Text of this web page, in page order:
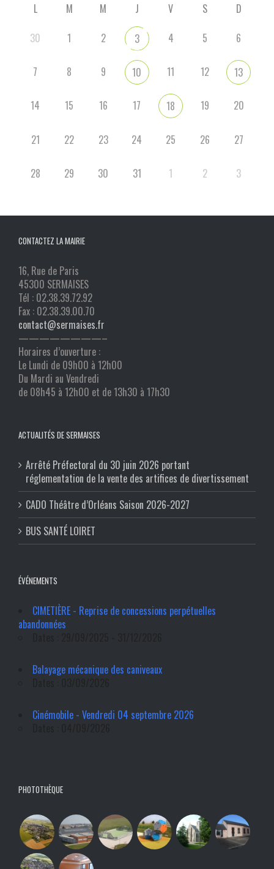
L M M J V S
D
30
1 2 3 4 5 6
7 8 9 10 11 12 13
14 15 16 17 18 19 20
21 22 23 24 25 26 27
28 29 30 31 1 2 3
CONTACTEZ LA MAIRIE
16, Rue de Paris
45300 SERMAISES
Tél : 02.38.39.72.92
Fax : 02.38.39.00.70
contact@sermaises.fr
————————–
Horaires d’ouverture :
Le Lundi de 09h00 à 12h00
Du Mardi au Vendredi
de 08h45 à 12h00 et de 13h30 à 17h30
ACTUALITÉS DE SERMAISES
Arrêté Préfectoral du 30 juin 2026 portant
réglementation de la vente des artifices de divertissement
CADO Théâtre d’Orléans Saison 2026-2027
BUS SANTÉ LOIRET
ÉVÉNEMENTS
CIMETIÈRE - Reprise de concessions perpétuelles
abandonnées
Balayage mécanique des caniveaux
Cinémobile - Vendredi 04 septembre 2026
PHOTOTHÈQUE